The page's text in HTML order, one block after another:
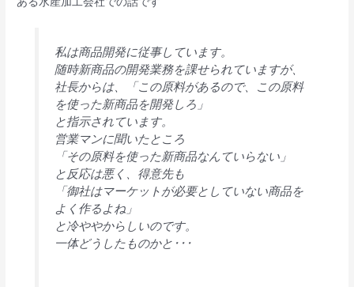
私は商品開発に従事しています。
随時新商品の開発業務を課せられていますが、
社長からは、「この原料があるので、この原料
を使った新商品を開発しろ」
と指示されています。
営業マンに聞いたところ
「その原料を使った新商品なんていらない」
と反応は悪く、得意先も
「御社はマーケットが必要としていない商品を
よく作るよね」
と冷ややからしいのです。
一体どうしたものかと･･･